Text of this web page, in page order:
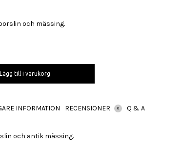
och mässing.
Lägg till i varukorg
INFORMATION RECENSIONER 0 Q & A
och antik mässing.